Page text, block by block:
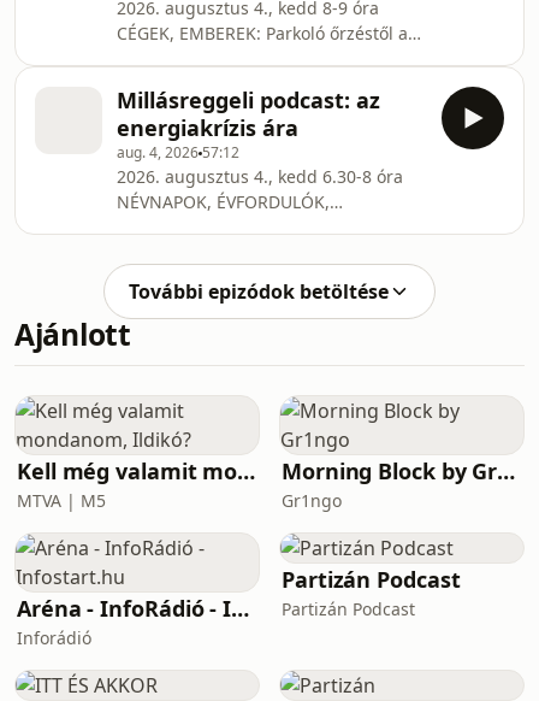
Irodalmi Szakszervezet Az Irodalmi
Szakszervezettel [&#8
2026. augusztus 4., kedd 8-9 óra
CÉGEK, EMBEREK: Parkoló őrzéstől a
6 milliárd forintos árbevételű
vállalatcsoport vezetője nem egy
tárgyalóasztal mellől indult. Az útja
parkolóőri munkával kezdődött, és
hosszú évek alatt vezetett el oda, hogy
ma a hazai vagyonvédelem és
biztonságtechnika egyik meghatározó
szereplőjeké
Millásreggeli podcast: az
energiakrízis ára
aug. 4, 2026 57:12
2026. augusztus 4., kedd 6.30-8 óra
NÉVNAPOK, ÉVFORDULÓK,
CSODÁS ÉBRESZTŐ TÉMA: Mibe
kerülhet az energiakrízis az
országnak? A kialakult helyzetnek
lesznek közvetlen hatásai a
hatásai a bevételi oldalon, a
fogyasztáskorlátozás okozta
termeléskiesés miatt csökkenő
adóbevételek szintjén, de bajban van
További epizódok betöltése
Ajánlott
Kell még valamit mondanom, Ildikó?
MTVA | M5
Morning Block by Gr1ngo
Gr1ngo
Aréna - InfoRádió - Infostart.hu
Inforádió
Partizán Podcast
Partizán Podcast